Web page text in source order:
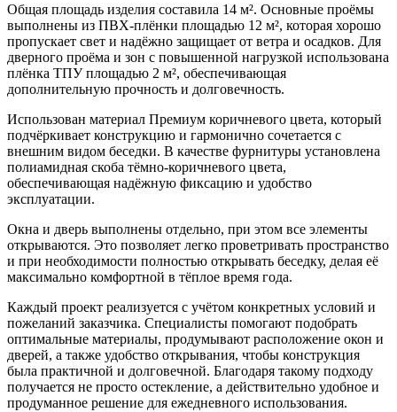
Общая площадь изделия составила 14 м². Основные проёмы
выполнены из ПВХ-плёнки площадью 12 м², которая хорошо
пропускает свет и надёжно защищает от ветра и осадков. Для
дверного проёма и зон с повышенной нагрузкой использована
плёнка ТПУ площадью 2 м², обеспечивающая
дополнительную прочность и долговечность.
Использован материал Премиум коричневого цвета, который
подчёркивает конструкцию и гармонично сочетается с
внешним видом беседки. В качестве фурнитуры установлена
полиамидная скоба тёмно-коричневого цвета,
обеспечивающая надёжную фиксацию и удобство
эксплуатации.
Окна и дверь выполнены отдельно, при этом все элементы
открываются. Это позволяет легко проветривать пространство
и при необходимости полностью открывать беседку, делая её
максимально комфортной в тёплое время года.
Каждый проект реализуется с учётом конкретных условий и
пожеланий заказчика. Специалисты помогают подобрать
оптимальные материалы, продумывают расположение окон и
дверей, а также удобство открывания, чтобы конструкция
была практичной и долговечной. Благодаря такому подходу
получается не просто остекление, а действительно удобное и
продуманное решение для ежедневного использования.